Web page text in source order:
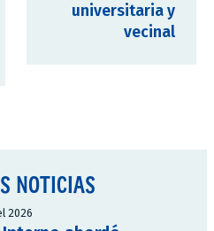
universitaria y
vecinal
NOTICIAS
2026